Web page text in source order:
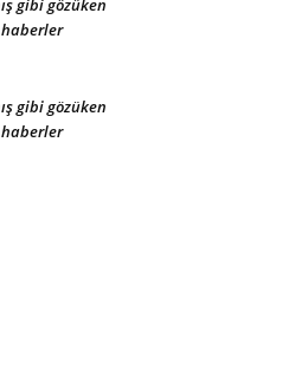
gibi gözüken
gibi gözüken